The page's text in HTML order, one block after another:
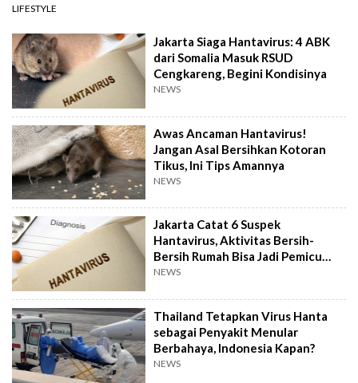
LIFESTYLE
Jakarta Siaga Hantavirus: 4 ABK
dari Somalia Masuk RSUD
Cengkareng, Begini Kondisinya
NEWS
Awas Ancaman Hantavirus!
Jangan Asal Bersihkan Kotoran
Tikus, Ini Tips Amannya
NEWS
Jakarta Catat 6 Suspek
Hantavirus, Aktivitas Bersih-
Bersih Rumah Bisa Jadi Pemicu
Paparan
NEWS
Thailand Tetapkan Virus Hanta
sebagai Penyakit Menular
Berbahaya, Indonesia Kapan?
NEWS